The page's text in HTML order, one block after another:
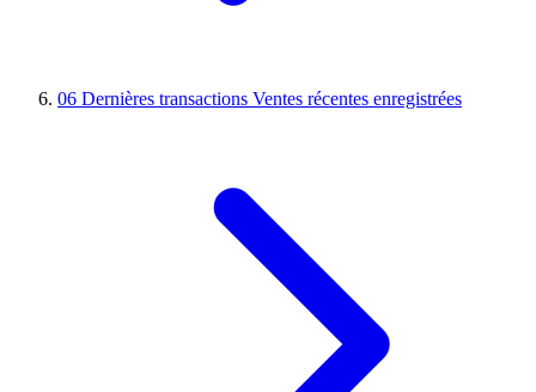
06 Dernières transactions Ventes récentes enregistrées